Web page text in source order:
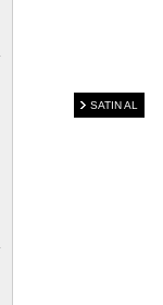
SATIN AL